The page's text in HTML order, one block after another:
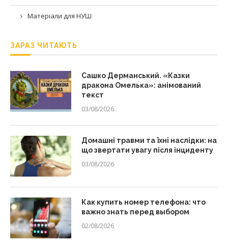
Матеріали для НУШ
ЗАРАЗ ЧИТАЮТЬ
Сашко Дерманський. «Казки
дракона Омелька»: анімований
текст
03/08/2026
Домашні травми та їхні наслідки: на
що звертати увагу після інциденту
03/08/2026
Как купить номер телефона: что
важно знать перед выбором
02/08/2026